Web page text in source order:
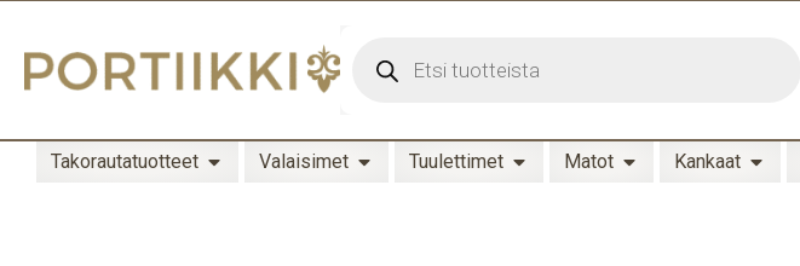
Takorautatuotteet Valaisimet Tuulettimet Matot Kankaat